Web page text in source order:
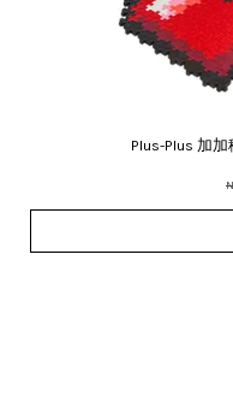
Plus-Plus 加